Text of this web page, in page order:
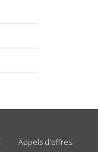
Appels d'offres